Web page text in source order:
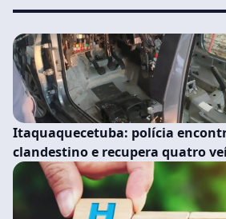
Itaquaquecetuba: polícia
clandestino e recupera quatro